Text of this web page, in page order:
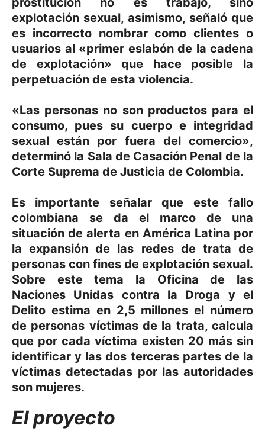
explotación sexual, asimismo, señaló que
es incorrecto nombrar como clientes o
usuarios al «primer eslabón de la cadena
de explotación» que hace posible la
perpetuación de esta violencia.
«Las personas no son productos para el
consumo, pues su cuerpo e integridad
sexual están por fuera del comercio»,
determinó la Sala de Casación Penal de la
Corte Suprema de Justicia de Colombia.
Es importante señalar que este fallo
colombiana se da el marco de una
situación de alerta en América Latina por
la expansión de las redes de trata de
personas con fines de explotación sexual.
Sobre este tema la Oficina de las
Naciones Unidas contra la Droga y el
Delito estima en 2,5 millones el número
de personas víctimas de la trata, calcula
que por cada víctima existen 20 más sin
identificar y las dos terceras partes de la
víctimas detectadas por las autoridades
son mujeres.
El proyecto